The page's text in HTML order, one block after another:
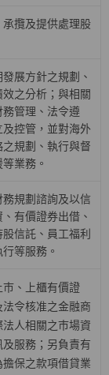
攬及提供處理股
展方針之規劃、
之分析；與相關
務管理、法令遵
控管，並對海外
規劃、執行與督
業務。
規劃諮詢及以信
有價證券出借、
信託、員工福利
等服務。
、上櫃有價證
令核准之金融商
人相關之巿場資
服務；另負責有
保之款項借貸業